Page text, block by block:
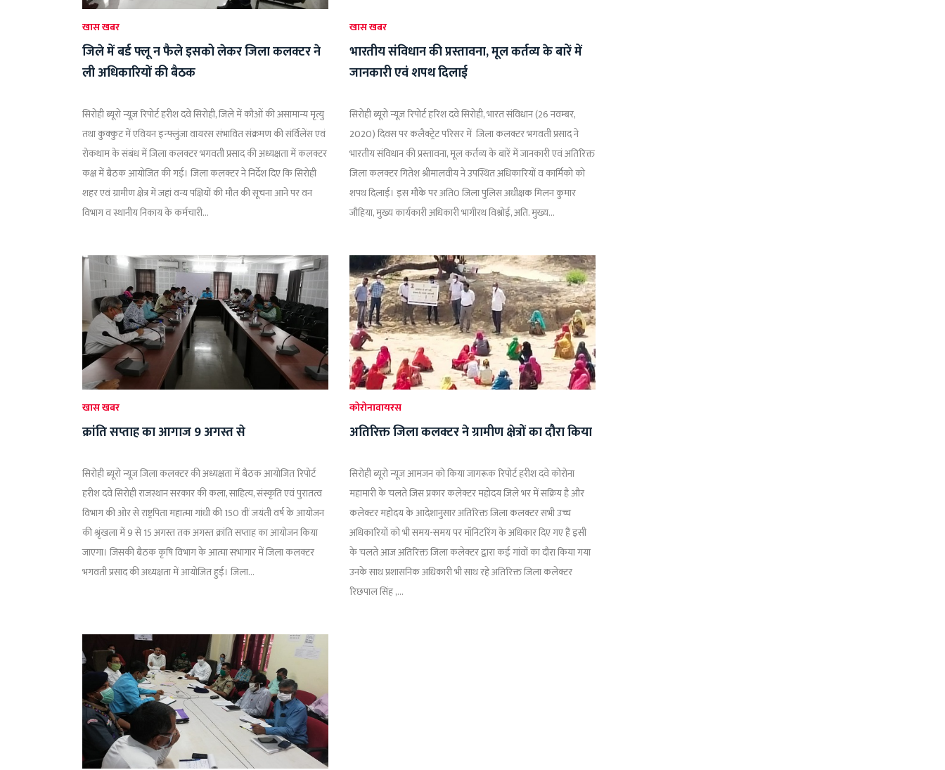
खास खबर
जिले में बर्ड फ्लू न फैले इसको लेकर जिला कलक्टर ने
ली अधिकारियों की बैठक
सिरोही ब्यूरो न्यूज़ रिपोर्ट हरीश दवे सिरोही, जिले में कौओं की असामान्य मृत्यु
तथा कुक्कुट में एवियन इन्फ्लुंजा वायरस संभावित संक्रमण की संर्विलेंस एवं
रोकथाम के संबंध में जिला कलक्टर भगवती प्रसाद की अध्यक्षता में कलक्टर
कक्ष में बैठक आयोजित की गई। जिला कलक्टर ने निर्देश दिए कि सिरोही
शहर एवं ग्रामीण क्षेत्र में जहां वन्य पक्षियों की मौत की सूचना आने पर वन
विभाग व स्थानीय निकाय के कर्मचारी...
खास खबर
भारतीय संविधान की प्रस्तावना, मूल कर्तव्य के बारें में
जानकारी एवं शपथ दिलाई
सिरोही ब्यूरो न्यूज़ रिपोर्ट हरिश दवे सिरोही, भारत संविधान (26 नवम्बर,
2020) दिवस पर कलैक्ट्रेट परिसर में जिला कलक्टर भगवती प्रसाद ने
भारतीय संविधान की प्रस्तावना, मूल कर्तव्य के बारें में जानकारी एवं अतिरिक्त
जिला कलक्टर गितेश श्रीमालवीय ने उपस्थित अधिकारियों व कार्मिको को
शपथ दिलाई। इस मौके पर अति0 जिला पुलिस अधीक्षक मिलन कुमार
जौहिया, मुख्य कार्यकारी अधिकारी भागीरथ विश्नोई, अति. मुख्य...
खास खबर
क्रांति सप्ताह का आगाज 9 अगस्त से
सिरोही ब्यूरो न्यूज़ जिला कलक्टर की अध्यक्षता में बैठक आयोजित रिपोर्ट
हरीश दवे सिरोही राजस्थान सरकार की कला, साहित्य, संस्कृति एवं पुरातत्व
विभाग की ओर से राष्ट्रपिता महात्मा गांधी की 150 वीं जयंती वर्ष के आयोजन
की श्रृंखला में 9 से 15 अगस्त तक अगस्त क्रांति सप्ताह का आयोजन किया
जाएगा। जिसकी बैठक कृषि विभाग के आत्मा सभागार में जिला कलक्टर
भगवती प्रसाद की अध्यक्षता में आयोजित हुई। जिला...
कोरोनावायरस
अतिरिक्त जिला कलक्टर ने ग्रामीण क्षेत्रों का दौरा किया
सिरोही ब्यूरो न्यूज़ आमजन को किया जागरूक रिपोर्ट हरीश दवे कोरोना
महामारी के चलते जिस प्रकार कलेक्टर महोदय जिले भर में सक्रिय है और
कलेक्टर महोदय के आदेशानुसार अतिरिक्त जिला कलक्टर सभी उच्च
अधिकारियों को भी समय-समय पर मॉनिटरिंग के अधिकार दिए गए हैं इसी
के चलते आज अतिरिक्त जिला कलेक्टर द्वारा कई गांवों का दौरा किया गया
उनके साथ प्रशासनिक अधिकारी भी साथ रहे अतिरिक्त जिला कलेक्टर
रिछपाल सिंह ,...